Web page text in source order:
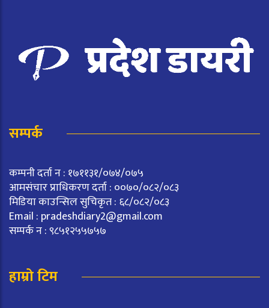
सम्पर्क
कम्पनी दर्ता न : १७११३१/०७४/०७५
आमसंचार प्राधिकरण दर्ता : ००७०/०८२/०८३
मिडिया काउन्सिल सुचिकृत : ६८/०८२/०८३
Email : pradeshdiary2@gmail.com
सम्पर्क न : ९८५१२५५७५७
हाम्रो टिम